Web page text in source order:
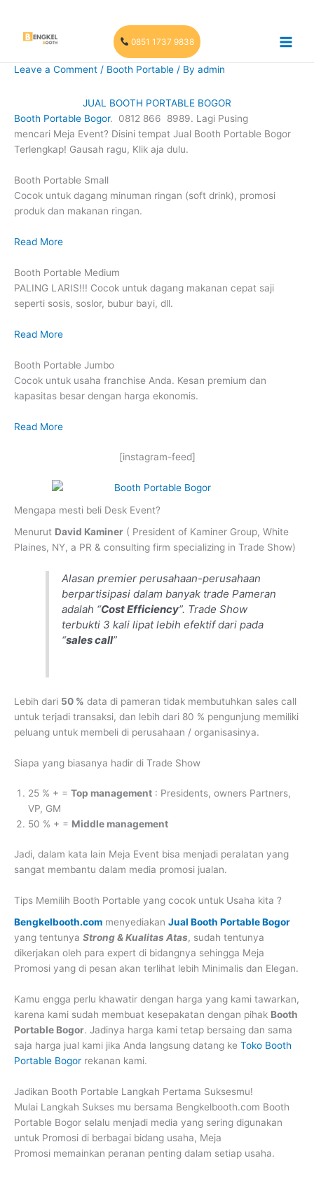
content
0851 1737 9838
Leave a Comment / Booth Portable / By admin
JUAL BOOTH PORTABLE BOGOR
Booth Portable Bogor. 0812 866 8989. Lagi Pusing
mencari Meja Event? Disini tempat Jual Booth Portable Bogor
Terlengkap! Gausah ragu, Klik aja dulu.
Booth Portable Small
Cocok untuk dagang minuman ringan (soft drink), promosi
produk dan makanan ringan.
Read More
Booth Portable Medium
PALING LARIS!!! Cocok untuk dagang makanan cepat saji
seperti sosis, soslor, bubur bayi, dll.
Read More
Booth Portable Jumbo
Cocok untuk usaha franchise Anda. Kesan premium dan
kapasitas besar dengan harga ekonomis.
Read More
[instagram-feed]
Mengapa mesti beli Desk Event?
Menurut David Kaminer ( President of Kaminer Group, White
Plaines, NY, a PR & consulting firm specializing in Trade Show)
Alasan premier perusahaan-perusahaan
berpartisipasi dalam banyak trade Pameran
adalah “Cost Efficiency”. Trade Show
terbukti 3 kali lipat lebih efektif dari pada
“sales call”
Lebih dari 50 % data di pameran tidak membutuhkan sales call
untuk terjadi transaksi, dan lebih dari 80 % pengunjung memiliki
peluang untuk membeli di perusahaan / organisasinya.
Siapa yang biasanya hadir di Trade Show
25 % + = Top management : Presidents, owners Partners,
VP, GM
50 % + = Middle management
Jadi, dalam kata lain Meja Event bisa menjadi peralatan yang
sangat membantu dalam media promosi jualan.
Tips Memilih Booth Portable yang cocok untuk Usaha kita ?
Bengkelbooth.com menyediakan Jual Booth Portable Bogor
yang tentunya Strong & Kualitas Atas, sudah tentunya
dikerjakan oleh para expert di bidangnya sehingga Meja
Promosi yang di pesan akan terlihat lebih Minimalis dan Elegan.
Kamu engga perlu khawatir dengan harga yang kami tawarkan,
karena kami sudah membuat kesepakatan dengan pihak Booth
Portable Bogor. Jadinya harga kami tetap bersaing dan sama
saja harga jual kami jika Anda langsung datang ke Toko Booth
Portable Bogor rekanan kami.
Jadikan Booth Portable Langkah Pertama Suksesmu!
Mulai Langkah Sukses mu bersama Bengkelbooth.com Booth
Portable Bogor selalu menjadi media yang sering digunakan
untuk Promosi di berbagai bidang usaha, Meja
Promosi memainkan peranan penting dalam setiap usaha.